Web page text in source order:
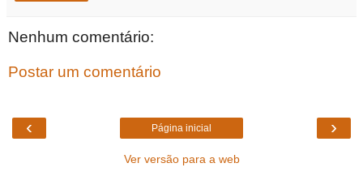
Nenhum comentário:
Postar um comentário
‹ ›
Página inicial
Ver versão para a web